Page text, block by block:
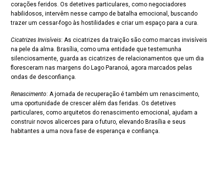
corações feridos. Os detetives particulares, como negociadores
habilidosos, intervêm nesse campo de batalha emocional, buscando
trazer um cessar-fogo às hostilidades e criar um espaço para a cura.
Cicatrizes Invisíveis: As cicatrizes da traição são como marcas invisíveis
na pele da alma. Brasília, como uma entidade que testemunha
silenciosamente, guarda as cicatrizes de relacionamentos que um dia
floresceram nas margens do Lago Paranoá, agora marcados pelas
ondas de desconfiança.
Renascimento: A jornada de recuperação é também um renascimento,
uma oportunidade de crescer além das feridas. Os detetives
particulares, como arquitetos do renascimento emocional, ajudam a
construir novos alicerces para o futuro, elevando Brasília e seus
habitantes a uma nova fase de esperança e confiança.